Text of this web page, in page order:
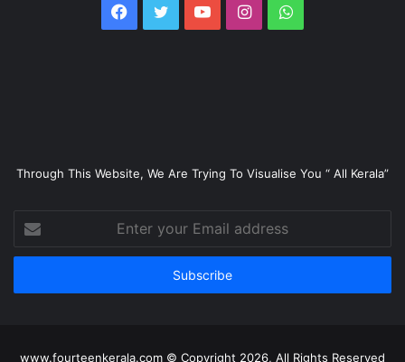
Facebook
TwitterYouTubeInstagramWhatsApp
Through This Website, We Are Trying To Visualise You “ All Kerala”
your
Email
www.fourteenkerala.com © Copyright 2026, All Rights Reserved